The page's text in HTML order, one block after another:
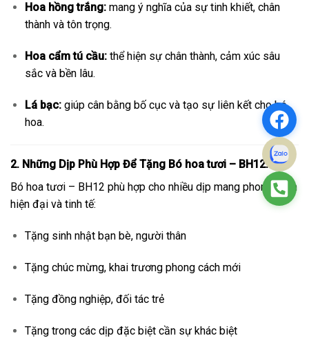
Hoa hồng trắng:mang ý nghĩa của sự tinh khiết, chân
thành và tôn trọng.
Hoa cẩm tú cầu:thể hiện sự chân thành, cảm xúc sâu
sắc và bền lâu.
Lá bạc:giúp cân bằng bố cục và tạo sự liên kết cho bó
hoa.
2. Những Dịp Phù Hợp Để Tặng Bó hoa tươi – BH12:
Bó hoa tươi – BH12 phù hợp cho nhiều dịp mang phong cách
hiện đại và tinh tế:
Tặng sinh nhật bạn bè, người thân
Tặng chúc mừng, khai trương phong cách mới
Tặng đồng nghiệp, đối tác trẻ
Tặng trong các dịp đặc biệt cần sự khác biệt